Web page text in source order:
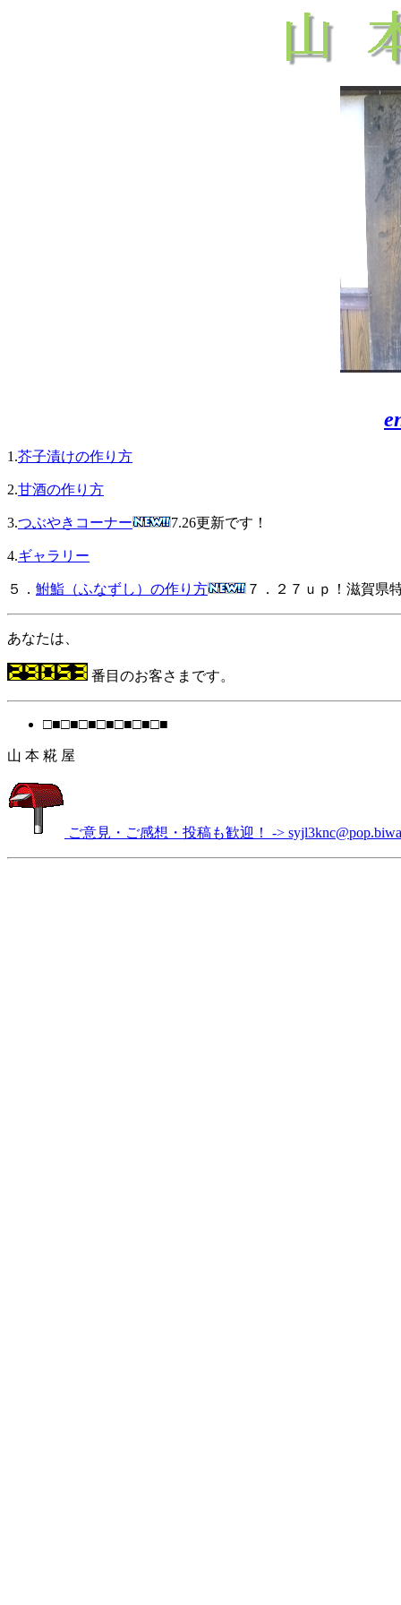
1.芥子漬けの作り方
2.甘酒の作り方
3.つぶやきコーナー 7.26更新です！
4.ギャラリー
５． 鮒鮨（ふなずし）の作り方 ７．２７ｕｐ！滋賀県
あなたは、
番目のお客さまです。
□■□■□■□■□■□■□■
山 本 糀 屋
ご意見・ご感想・投稿も歓迎！ ->